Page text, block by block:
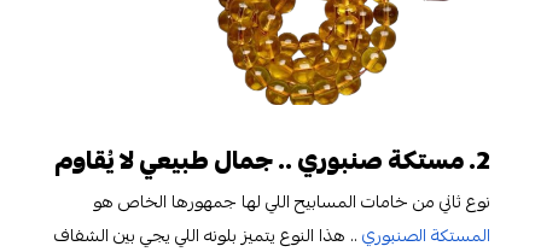
نوع ثاني من خامات المسابيح اللي لها جمهورها الخاص هو
المستكة الصنبوري.. هذا النوع يتميز بلونه اللي يجي بين الشفاف